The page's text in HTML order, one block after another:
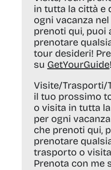
in tutta la città e
ogni vacanza
prenoti qui, puoi
prenotare
tour desideri!
su GetYourGuide!
Visite/Trasporti/
il tuo prossimo
o visita in tutta
per ogni
che prenoti qui,
prenotare
trasporto o
Prenota con me